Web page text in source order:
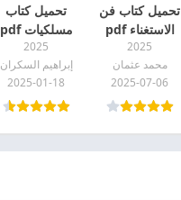
تحميل كتاب فن
الاستغناء pdf
2025
محمد عثمان
2025-07-06
تحميل كتاب
مسلكيات pdf
2025
إبراهيم السكران
2025-01-18